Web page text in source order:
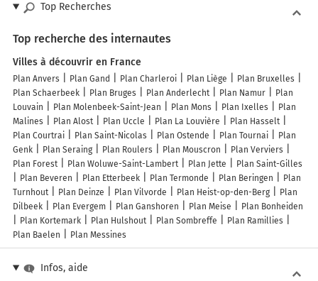
Top Recherches
Top recherche des internautes
Villes à découvrir en France
Plan Anvers Plan Gand Plan Charleroi Plan Liège
Plan Bruxelles
Plan Schaerbeek
Plan Bruges Plan Anderlecht Plan Namur
Plan
Louvain
Plan Molenbeek-Saint-Jean Plan Mons Plan Ixelles
Plan
Malines
Plan Alost Plan Uccle Plan La Louvière
Plan Hasselt
Plan Courtrai
Plan Saint-Nicolas Plan Ostende Plan Tournai
Plan
Genk
Plan Seraing Plan Roulers Plan Mouscron
Plan Verviers
Plan Forest
Plan Woluwe-Saint-Lambert Plan Jette
Plan Saint-Gilles
Plan Beveren
Plan Etterbeek Plan Termonde Plan Beringen
Plan
Turnhout
Plan Deinze Plan Vilvorde Plan Heist-op-den-Berg
Plan
Dilbeek
Plan Evergem Plan Ganshoren Plan Meise
Plan Bonheiden
Plan Kortemark
Plan Hulshout Plan Sombreffe
Plan Ramillies
Plan Baelen
Plan Messines
Infos, aide